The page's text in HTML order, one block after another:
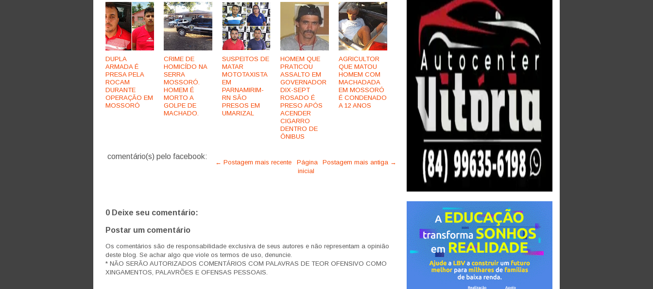
DUPLA
ARMADA É
PRESA PELA
ROCAM
DURANTE
OPERAÇÃO EM
MOSSORÓ
CRIME DE
HOMICÍDO NA
SERRA
MOSSORÓ.
HOMEM É
MORTO A
GOLPE DE
MACHADO.
SUSPEITOS DE
MATAR
MOTOTAXISTA
EM
PARNAMIRIM-
RN SÃO
PRESOS EM
UMARIZAL
HOMEM QUE
PRATICOU
ASSALTO EM
GOVERNADOR
DIX-SEPT
ROSADO É
PRESO APÓS
ACENDER
CIGARRO
DENTRO DE
ÔNIBUS
AGRICULTOR
QUE MATOU
HOMEM COM
MACHADADA
EM MOSSORÓ
É CONDENADO
A 12 ANOS
comentário(s) pelo facebook:
← Postagem mais recente Postagem mais antiga →
Página
inicial
0 Deixe seu comentário:
Postar um comentário
Os comentários são de responsabilidade exclusiva de seus autores e não representam a opinião
deste blog. Se achar algo que viole os termos de uso, denuncie.
* NÃO SERÃO AUTORIZADOS COMENTÁRIOS COM PALAVRAS DE TEOR OFENSIVO COMO
XINGAMENTOS, PALAVRÕES E OFENSAS PESSOAIS.